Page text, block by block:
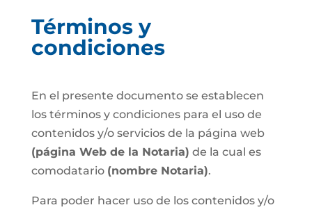
Términos y
condiciones
En el presente documento se establecen
los términos y condiciones para el uso de
contenidos y/o servicios de la página web
(página Web de la Notaria) de la cual es
comodatario (nombre Notaria).
Para poder hacer uso de los contenidos y/o